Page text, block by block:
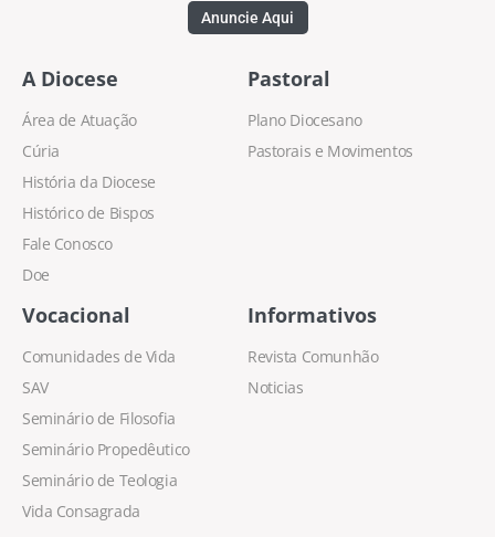
Anuncie Aqui
A Diocese
Área de Atuação
Cúria
História da Diocese
Histórico de Bispos
Fale Conosco
Doe
Pastoral
Plano Diocesano
Pastorais e Movimentos
Vocacional
Comunidades de Vida
SAV
Seminário de Filosofia
Seminário Propedêutico
Seminário de Teologia
Vida Consagrada
Informativos
Revista Comunhão
Noticias